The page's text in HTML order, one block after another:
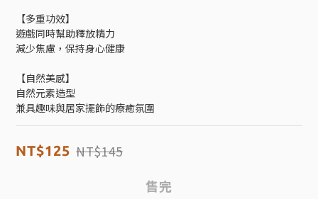
【多重功效】
遊戲同時幫助釋放精力
減少焦慮，保持身心健康
【自然美感】
自然元素造型
兼具趣味與居家擺飾的療癒氛圍
NT$125 NT$145
售完